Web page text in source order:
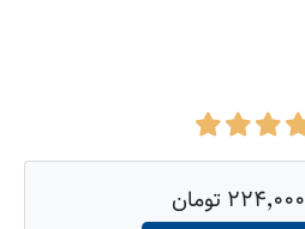
۲۲۴٬۰۰۰ تومان